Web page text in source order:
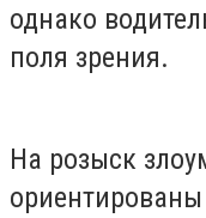
однако
поля зрения.
На розыск